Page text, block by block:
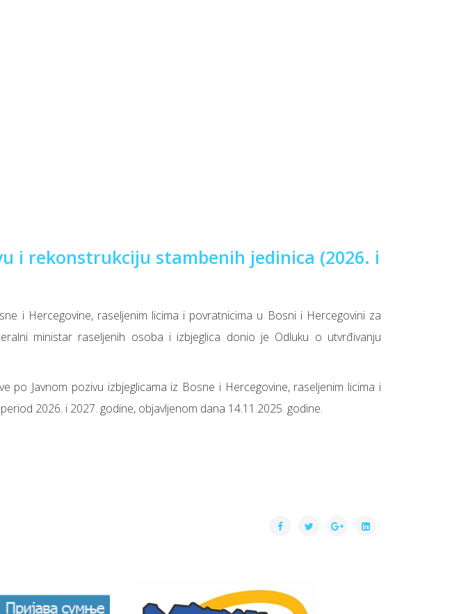
i rekonstrukciju stambenih jedinica (2026. i
i Hercegovine, raseljenim licima i povratnicima u Bosni i Hercegovini za
ministar raseljenih osoba i izbjeglica donio je Odluku o utvrđivanju
po Javnom pozivu izbjeglicama iz Bosne i Hercegovine, raseljenim licima i
2026. i 2027. godine, objavljenom dana 14.11.2025. godine.